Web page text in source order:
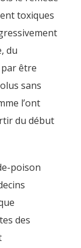
toxiques
du
être
sans
l’ont
du début
poison
des